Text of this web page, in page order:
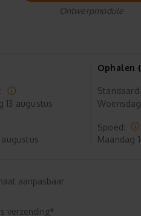
Ontwerpmodule
13 augustus
augustus
Ophalen
Standaard:
Woensdag
Spoed:
Maandag
aanpasbaar
verzending*